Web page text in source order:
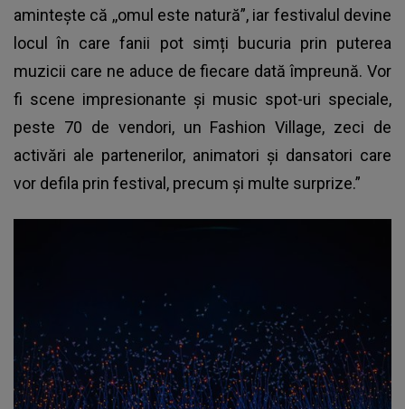
amintește că ,,omul este natură”, iar festivalul devine
locul în care fanii pot simți bucuria prin puterea
muzicii care ne aduce de fiecare dată împreună. Vor
fi scene impresionante și music spot-uri speciale,
peste 70 de vendori, un Fashion Village, zeci de
activări ale partenerilor, animatori și dansatori care
vor defila prin festival, precum și multe surprize.”